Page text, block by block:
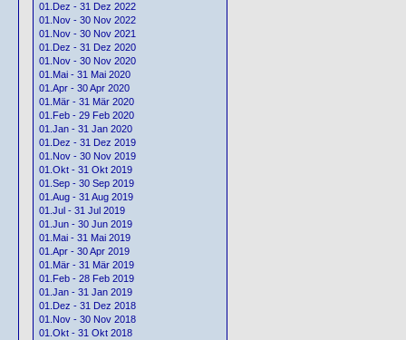
01.Dez - 31 Dez 2022
01.Nov - 30 Nov 2022
01.Nov - 30 Nov 2021
01.Dez - 31 Dez 2020
01.Nov - 30 Nov 2020
01.Mai - 31 Mai 2020
01.Apr - 30 Apr 2020
01.Mär - 31 Mär 2020
01.Feb - 29 Feb 2020
01.Jan - 31 Jan 2020
01.Dez - 31 Dez 2019
01.Nov - 30 Nov 2019
01.Okt - 31 Okt 2019
01.Sep - 30 Sep 2019
01.Aug - 31 Aug 2019
01.Jul - 31 Jul 2019
01.Jun - 30 Jun 2019
01.Mai - 31 Mai 2019
01.Apr - 30 Apr 2019
01.Mär - 31 Mär 2019
01.Feb - 28 Feb 2019
01.Jan - 31 Jan 2019
01.Dez - 31 Dez 2018
01.Nov - 30 Nov 2018
01.Okt - 31 Okt 2018